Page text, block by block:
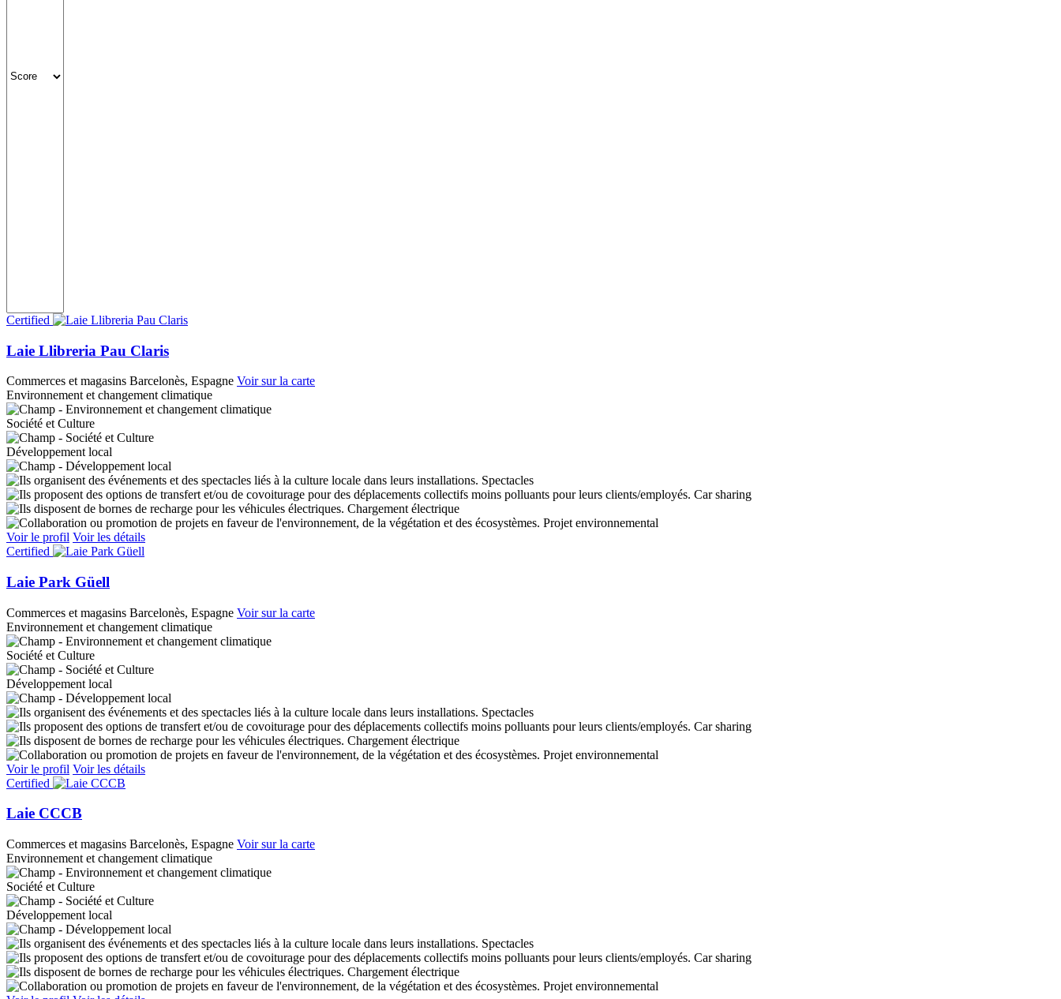
Certified
Laie Llibreria Pau Claris
Commerces et magasins Barcelonès, Espagne Voir sur la carte
Environnement et changement climatique
Société et Culture
Développement local
Spectacles
Car sharing
Chargement électrique
Projet environnemental
Voir le profil Voir les détails
Certified
Laie Park Güell
Commerces et magasins Barcelonès, Espagne Voir sur la carte
Environnement et changement climatique
Société et Culture
Développement local
Spectacles
Car sharing
Chargement électrique
Projet environnemental
Voir le profil Voir les détails
Certified
Laie CCCB
Commerces et magasins Barcelonès, Espagne Voir sur la carte
Environnement et changement climatique
Société et Culture
Développement local
Spectacles
Car sharing
Chargement électrique
Projet environnemental